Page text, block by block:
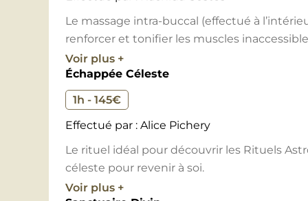
Deux techniques sont utilisées :
le stretching pour modeler le visage, le
manipulations faciales minutieuses
le massage intra-buccal qui permet
CONTRE INDICATIONS:
Le massage intra-buccal (effectué à
renforcer et tonifier les muscles
rarement détendus. Le massage intra-
visage, raffermir les joues, repulper les
mâchoire. Il détend votre mâchoire,
(notamment le bruxisme) et réduit vos
CONTRE INDICATIONS:
Si injections (botox, acide hyaluronique ou
Voir plus +
Échappée Céleste
1h - 145€
Effectué par : Alice Pichery
Le rituel idéal pour découvrir les Rituels
céleste pour revenir à soi.
Voir plus +